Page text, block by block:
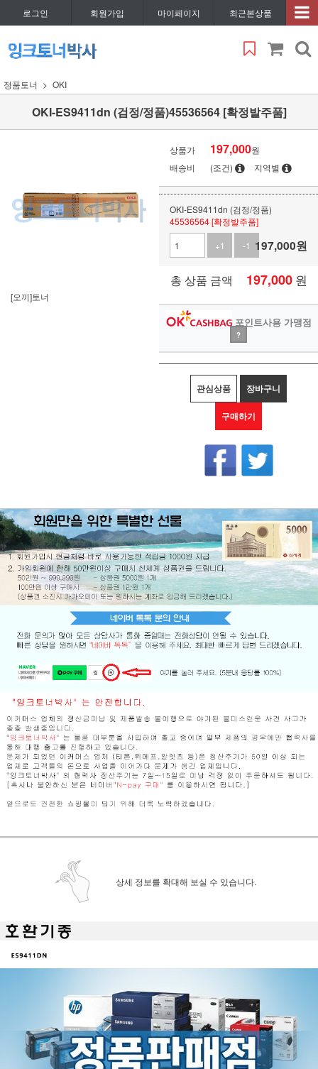
로그인 회원가입 마이페이지 최근본상품
정품토너 OKI
OKI-ES9411dn (검정/정품)45536564 [확정발주품]
[오끼]토너
상품가 197,000원
배송비
(조건) 지역별
OKI-ES9411dn (검정/정품)
45536564 [확정발주품]
+1
-1 197,000원
총 상품 금액 197,000 원
포인트사용 가맹점
?
관심상품 장바구니
구매하기
상세 정보를 확대해 보실 수 있습니다.